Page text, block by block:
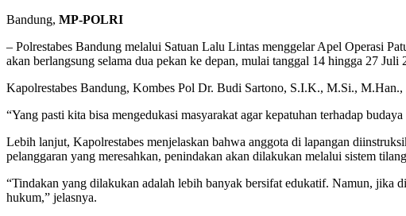
Bandung, MP-POLRI
– Polrestabes Bandung melalui Satuan Lalu Lintas menggelar Apel Operasi
akan berlangsung selama dua pekan ke depan, mulai tanggal 14 hingga 27
Kapolrestabes Bandung, Kombes Pol Dr. Budi Sartono, S.I.K., M.Si., M.Han.,
“Yang pasti kita bisa mengedukasi masyarakat agar kepatuhan terhadap
Lebih lanjut, Kapolrestabes menjelaskan bahwa anggota di lapangan
pelanggaran yang meresahkan, penindakan akan dilakukan melalui sistem
“Tindakan yang dilakukan adalah lebih banyak bersifat edukatif. Namun, jika
hukum,” jelasnya.